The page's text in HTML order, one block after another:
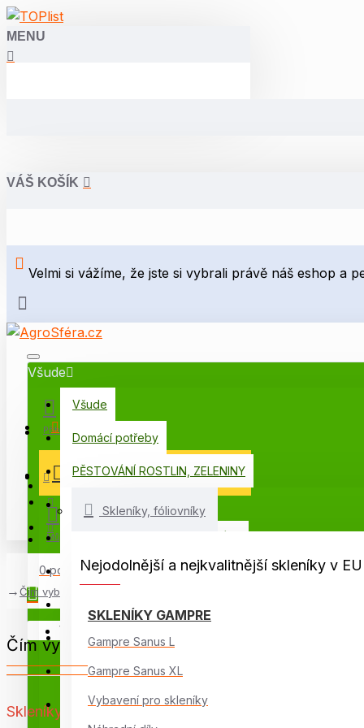
MENU
VÁŠ KOŠÍK
Velmi si vážíme, že jste si vybrali právě náš eshop a
Všude
Všude
Domácí potřeby
PĚSTOVÁNÍ ROSTLIN, ZELENINY
PORADNA
Voliéry, ptačí klece
Skleníky AgroSféra
Skleníky Gampre
Skleníky na balkon
Přihlášení
Registrace
Můj seznam
0 položek - 0,00 Kč
Váš nákupní košík je prázdný!
VŠECHNY KATEGORIE
Skleníky, fóliovníky
Nejodolnější a nejkvalitnější skleníky v
SKLENÍKY GAMPRE
Gampre Sanus L
Gampre Sanus XL
Vybavení pro skleníky
Čím vybavit skleník
Čím vybavit skleník
Skleníky vybíráme pečlivě, promyslete proto i jejich